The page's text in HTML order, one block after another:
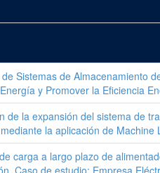
Sistemas de Almacenamiento
y Promover la Eficiencia
de la expansión del sistema de
la aplicación de Machine
carga a largo plazo de
Caso de estudio: Empresa